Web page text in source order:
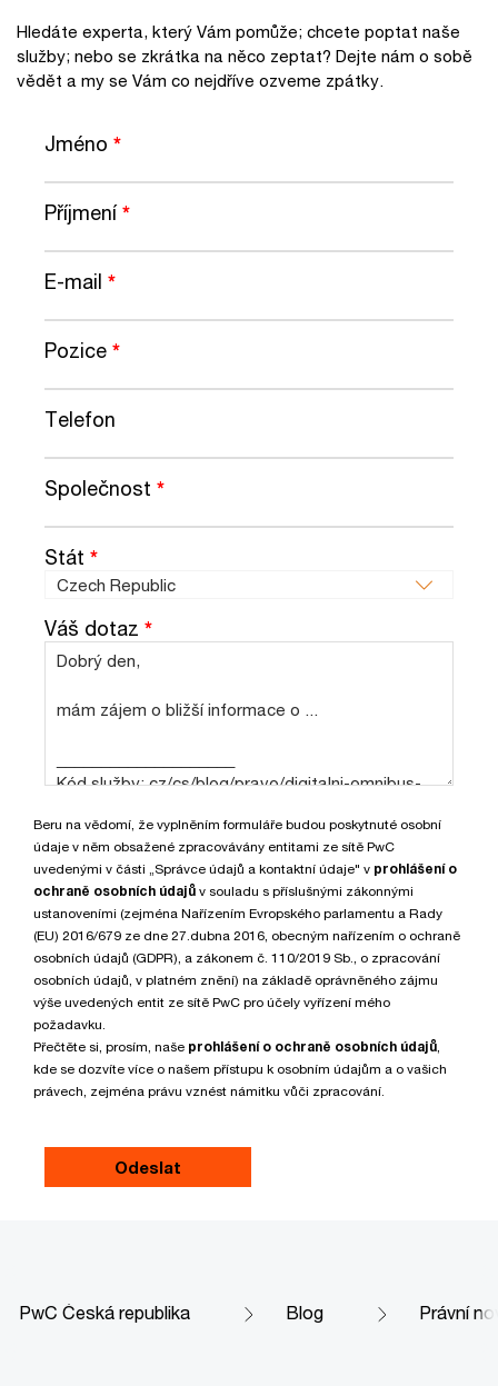
Hledáte experta, který Vám pomůže; chcete poptat naše
služby; nebo se zkrátka na něco zeptat? Dejte nám o sobě
vědět a my se Vám co nejdříve ozveme zpátky.
Jméno *
Příjmení*
E-mail *
Pozice *
Telefon
Společnost *
Stát *
Váš dotaz *
Beru na vědomí, že vyplněním formuláře budou poskytnuté osobní
údaje v něm obsažené zpracovávány entitami ze sítě PwC
uvedenými v části „Správce údajů a kontaktní údaje" v prohlášení o
ochraně osobních údajů v souladu s příslušnými zákonnými
ustanoveními (zejména Nařízením Evropského parlamentu a Rady
(EU) 2016/679 ze dne 27.dubna 2016, obecným nařízením o ochraně
osobních údajů (GDPR), a zákonem č. 110/2019 Sb., o zpracování
osobních údajů, v platném znění) na základě oprávněného zájmu
výše uvedených entit ze sítě PwC pro účely vyřízení mého
požadavku.
Přečtěte si, prosím, naše prohlášení o ochraně osobních údajů,
kde se dozvíte více o našem přístupu k osobním údajům a o vašich
právech, zejména právu vznést námitku vůči zpracování.
PwC Česká republika Blog Právní